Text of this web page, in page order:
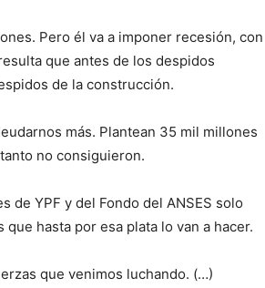
Pero él va a imponer recesión, con
que antes de los despidos
de la construcción.
más. Plantean 35 mil millones
no consiguieron.
de YPF y del Fondo del ANSES solo
hasta por esa plata lo van a hacer.
que venimos luchando. (…)